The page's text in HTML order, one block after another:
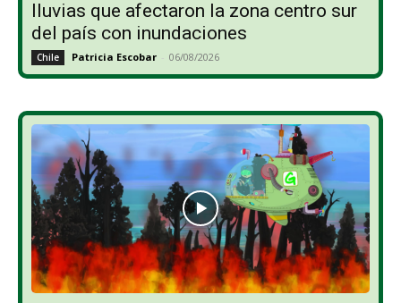
lluvias que afectaron la zona centro sur
del país con inundaciones
Chile Patricia Escobar - 06/08/2026